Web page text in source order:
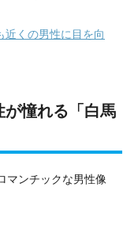
近くの男性に目を向
が憧れる「白馬
マンチックな男性像